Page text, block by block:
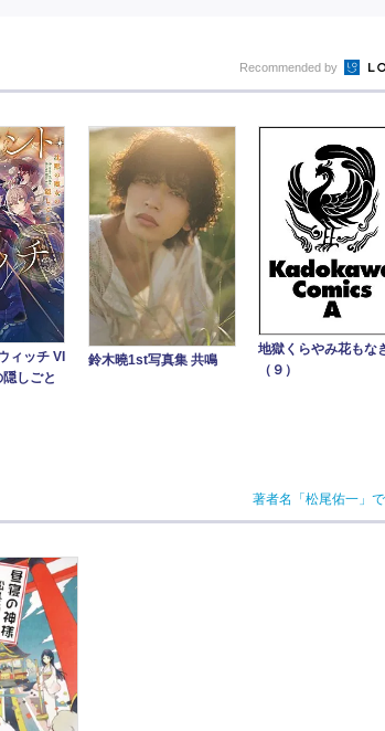
Recommended by
ィッチ VI
隠しごと
鈴木曉1st写真集 共鳴
地獄くらやみ花もな
（９）
著者名「松尾佑一」